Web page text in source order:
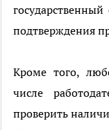
подтверждения
Кроме того,
числе
проверить